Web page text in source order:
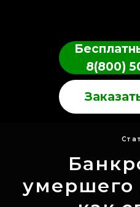
8(800)
умершего